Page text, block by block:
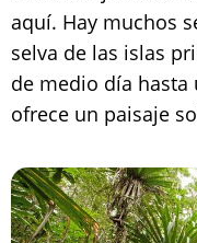
aquí. Hay muchos
selva de las islas
de medio día hasta
ofrece un paisaje